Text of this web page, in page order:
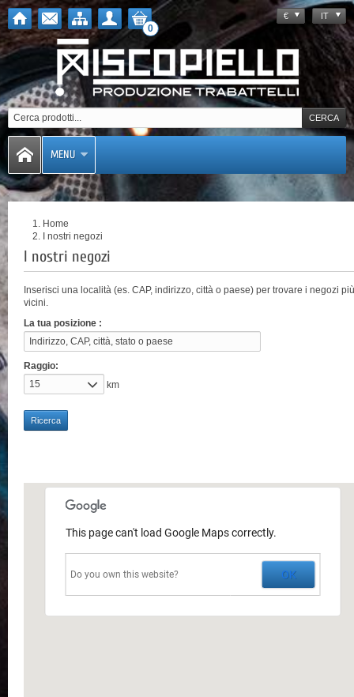
€ IT
0
MENU
Home
I nostri negozi
I nostri negozi
Inserisci una località (es. CAP, indirizzo, città o paese) per trovare i negozi più
vicini.
La tua posizione :
Raggio:
15
km
This page can't load Google Maps correctly.
Do you own this website? OK